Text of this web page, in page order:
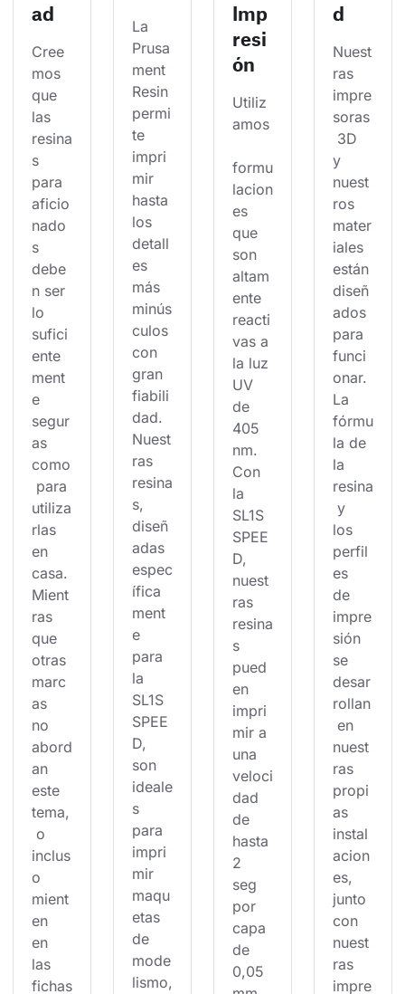
ad
Cree
mos
que
las
resina
s
para
aficio
nado
s
debe
n ser
lo
sufici
ente
ment
e
segur
as
como
para
utiliza
rlas
en
casa.
Mient
ras
que
otras
marc
as
no
abord
an
este
tema,
o
inclus
o
mient
en
en
las
fichas
La
Prusa
ment
Resin
permi
te
impri
mir
hasta
los
detall
es
más
minús
culos
con
gran
fiabili
dad.
Nuest
ras
resina
s,
diseñ
adas
espec
ífica
ment
e
para
la
SL1S
SPEE
D,
son
ideale
s
para
impri
mir
maqu
etas
de
mode
lismo,
Imp
resi
ón
Utiliz
amos
formu
lacion
es
que
son
altam
ente
reacti
vas a
la luz
UV
de
405
nm.
Con
la
SL1S
SPEE
D,
nuest
ras
resina
s
pued
en
impri
mir a
una
veloci
dad
de
hasta
2
seg
por
capa
de
0,05
d
Nuest
ras
impre
soras
3D
y
nuest
ros
mater
iales
están
diseñ
ados
para
funci
onar.
La
fórmu
la de
la
resina
y
los
perfil
es
de
impre
sión
se
desar
rollan
en
nuest
ras
propi
as
instal
acion
es,
junto
con
nuest
ras
impre